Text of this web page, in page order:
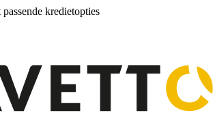
kredietopties